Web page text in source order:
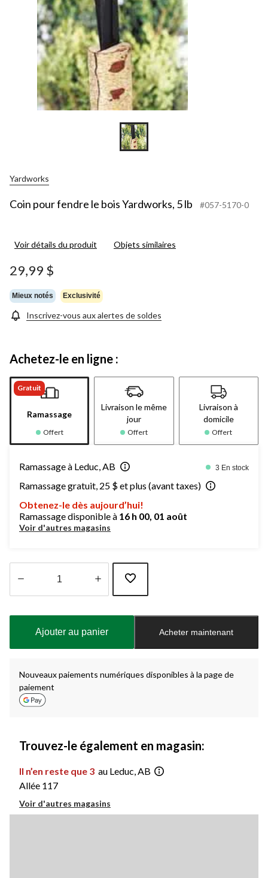
Yardworks
Coin pour fendre le bois Yardworks, 5 lb #057-5170-0
Voir détails du produit Objets similaires
29,99 $
Mieux notés Exclusivité
Inscrivez-vous aux alertes de soldes
Achetez-le en ligne :
Gratuit
Ramassage
Offert
Livraison le même
jour
Offert
Livraison à
domicile
Offert
Ramassage à Leduc, AB 3 En stock
Ramassage gratuit, 25 $ et plus (avant taxes)
Obtenez-le dès aujourd’hui!
Ramassage disponible à 16 h 00, 01 août
Voir d'autres magasins
à
Ajouter au panier Acheter maintenant
Nouveaux paiements numériques disponibles à la page de
paiement
Trouvez-le également en magasin:
Il n’en reste que 3 au Leduc, AB
Allée 117
Voir d'autres magasins